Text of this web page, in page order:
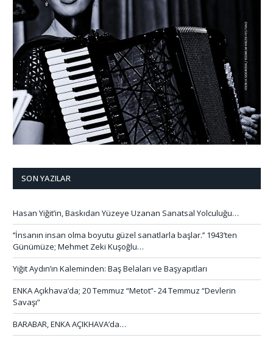
SON YAZILAR
Hasan Yiğit’in, Baskıdan Yüzeye Uzanan Sanatsal Yolculuğu…
‘’İnsanın insan olma boyutu güzel sanatlarla başlar.’’ 1943’ten
Günümüze; Mehmet Zeki Kuşoğlu…
Yiğit Aydın’ın Kaleminden: Baş Belaları ve Başyapıtları
ENKA Açıkhava’da; 20 Temmuz “Metot”- 24 Temmuz “Devlerin
Savaşı”
BARABAR, ENKA AÇIKHAVA’da…